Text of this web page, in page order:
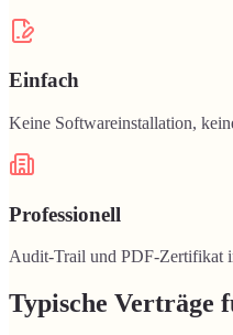
Einfach
Keine Softwareinstallation,
Professionell
Audit-Trail und PDF-Zertifikat
Typische Verträge